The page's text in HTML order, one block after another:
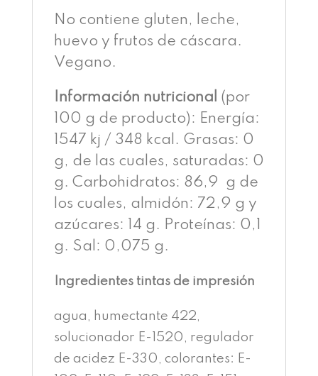
No contiene gluten, leche,
huevo y frutos de cáscara.
Vegano.
Información nutricional (por
100 g de producto): Energía:
1547 kj / 348 kcal. Grasas: 0
g, de las cuales, saturadas: 0
g. Carbohidratos: 86,9 g de
los cuales, almidón: 72,9 g y
azúcares: 14 g. Proteínas: 0,1
g. Sal: 0,075 g.
Ingredientes tintas de impresión
agua, humectante 422,
solucionador E-1520, regulador
de acidez E-330, colorantes: E-